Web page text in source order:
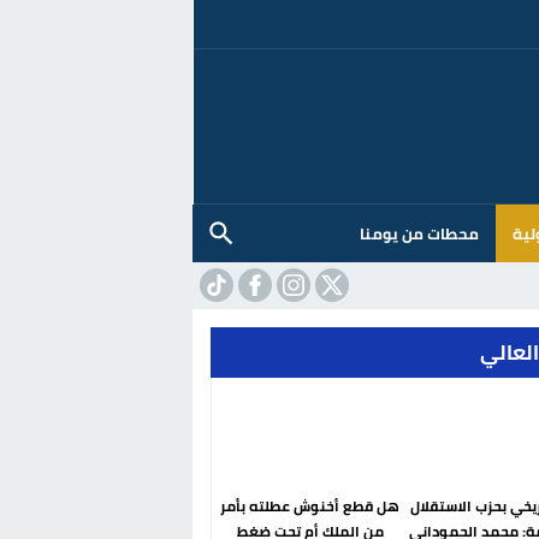
محطات من يومنا
بحزب الاستقلال
محمد الحموداني
هل قطع أخنوش عطلته بأمر
من الملك أم تحت ضغط